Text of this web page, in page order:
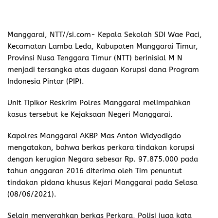
Manggarai, NTT//si.com- Kepala Sekolah SDI Wae Paci,
Kecamatan Lamba Leda, Kabupaten Manggarai Timur,
Provinsi Nusa Tenggara Timur (NTT) berinisial M N
menjadi tersangka atas dugaan Korupsi dana Program
Indonesia Pintar (PIP).
Unit Tipikor Reskrim Polres Manggarai melimpahkan
kasus tersebut ke Kejaksaan Negeri Manggarai.
Kapolres Manggarai AKBP Mas Anton Widyodigdo
mengatakan, bahwa berkas perkara tindakan korupsi
dengan kerugian Negara sebesar Rp. 97.875.000 pada
tahun anggaran 2016 diterima oleh Tim penuntut
tindakan pidana khusus Kejari Manggarai pada Selasa
(08/06/2021).
Selain menyerahkan berkas Perkara, Polisi juga kata